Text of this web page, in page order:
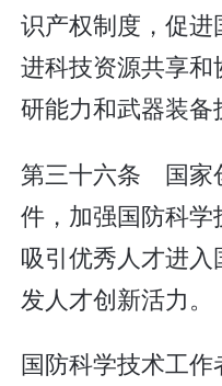
识产权制度，促
进科技资源共享
研能力和武器装备
第三十六条 国家
件，加强国防科
吸引优秀人才进
发人才创新活力。
国防科学技术工